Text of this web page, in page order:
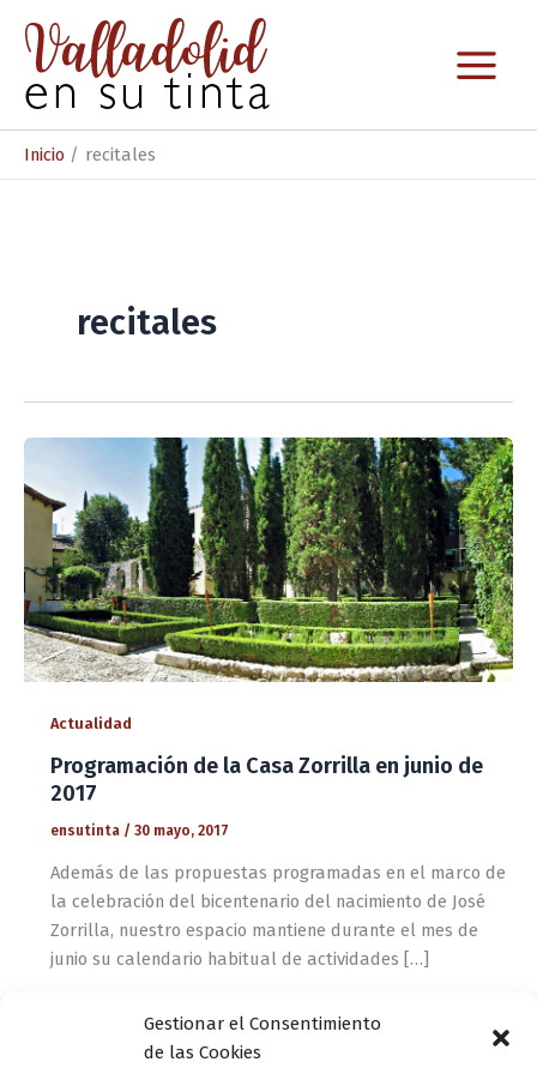
Gestionar el Consentimiento
de las Cookies
contenido
Inicio recitales
recitales
Actualidad
Programación de la Casa Zorrilla en junio de
2017
ensutinta / 30 mayo, 2017
Además de las propuestas programadas en el marco de
la celebración del bicentenario del nacimiento de José
Zorrilla, nuestro espacio mantiene durante el mes de
junio su calendario habitual de actividades […]
Recitales poéticos y coloquio con Ildefonso